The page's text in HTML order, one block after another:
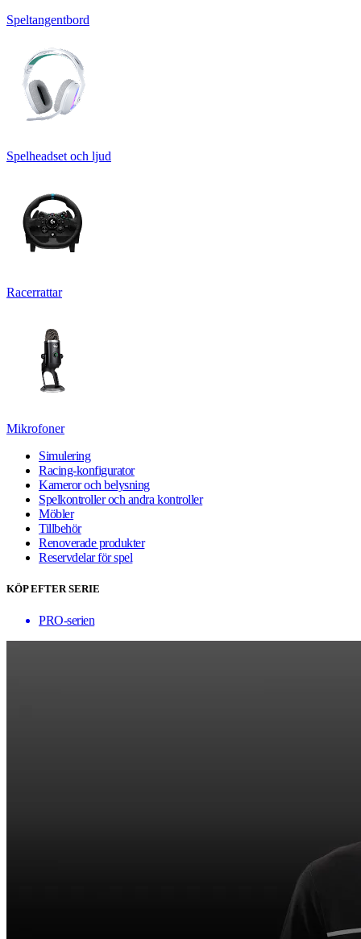
Speltangentbord
Spelheadset och ljud
Racerrattar
Mikrofoner
Simulering
Racing-konfigurator
Kameror och belysning
Spelkontroller och andra kontroller
Möbler
Tillbehör
Renoverade produkter
Reservdelar för spel
KÖP EFTER SERIE
PRO-serien